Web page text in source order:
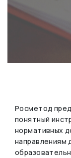
Росметод
понятный
нормативных
направлениям